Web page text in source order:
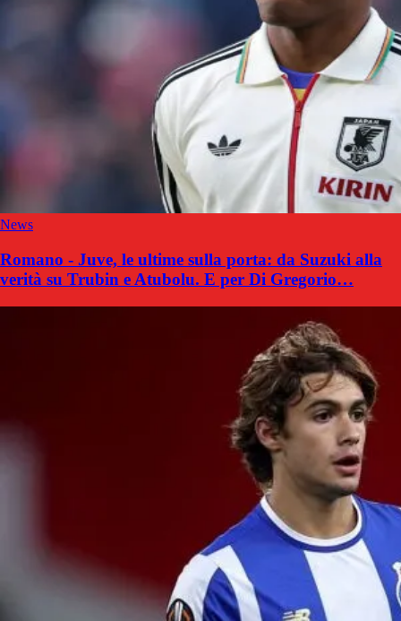
News
Romano - Juve, le ultime sulla porta: da Suzuki alla
verità su Trubin e Atubolu. E per Di Gregorio…